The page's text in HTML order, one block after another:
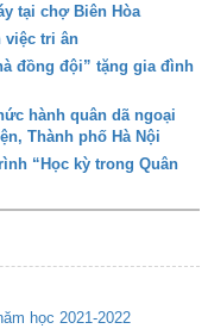
tại chợ Biên Hòa
việc tri ân
đồng đội” tặng gia đình
hành quân dã ngoại
Thành phố Hà Nội
“Học kỳ trong Quân
học 2021-2022